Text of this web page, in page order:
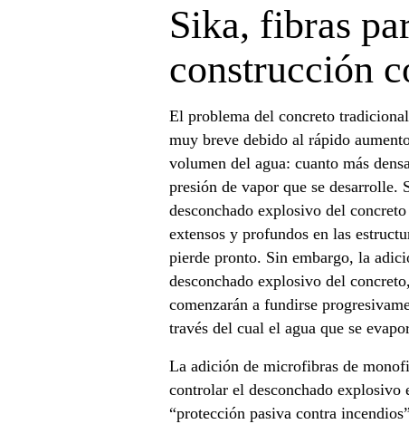
Sika, fibras
construcción
El problema del concreto
muy breve debido al rápido
volumen del agua: cuanto más
presión de vapor que se
desconchado explosivo del
extensos y profundos en las
pierde pronto. Sin embargo, la
desconchado explosivo del
comenzarán a fundirse
través del cual el agua que se
La adición de microfibras de
controlar el desconchado explosivo
“protección pasiva contra